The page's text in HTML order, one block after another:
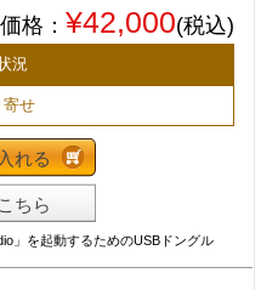
格： ¥42,000(税込)
況
寄せ
れる
ちら
」を起動するためのUSBドングル